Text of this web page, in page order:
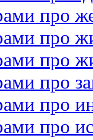
про
про
про
про
про
про